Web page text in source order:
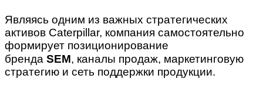
Являясь одним из важных стратегических
активов Caterpillar, компания самостоятельно
формирует позиционирование
бренда SEM, каналы продаж, маркетинговую
стратегию и сеть поддержки продукции.